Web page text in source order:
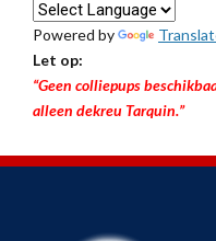
Powered by
Let op:
“Geen colliepups
alleen dekreu Tarquin.”